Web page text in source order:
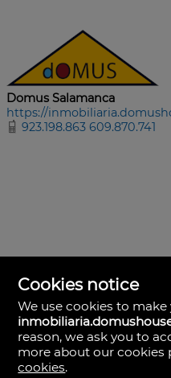
Domus Salamanca
https://
923.198.863 609.870.741
Cookies notice
We use cookies to
reason, we ask you to
more about our cookies
cookies.